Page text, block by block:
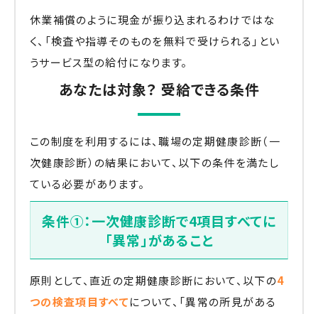
休業補償のように現金が振り込まれるわけではな
く、「検査や指導そのものを無料で受けられる」とい
うサービス型の給付になります。
あなたは対象？ 受給できる条件
この制度を利用するには、職場の定期健康診断（一
次健康診断）の結果において、以下の条件を満たし
ている必要があります。
条件①：一次健康診断で4項目すべてに
「異常」があること
原則として、直近の定期健康診断において、以下の4
つの検査項目すべてについて、「異常の所見がある